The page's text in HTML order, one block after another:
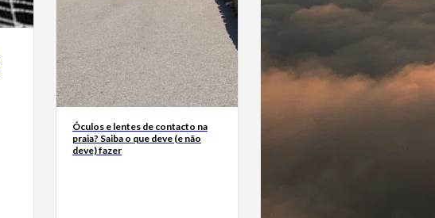
Óculos e lentes de contacto na
praia? Saiba o que deve (e não
deve) fazer